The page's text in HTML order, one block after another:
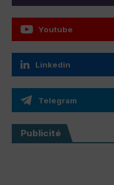
Youtube
Linkedin
Telegram
Publicité